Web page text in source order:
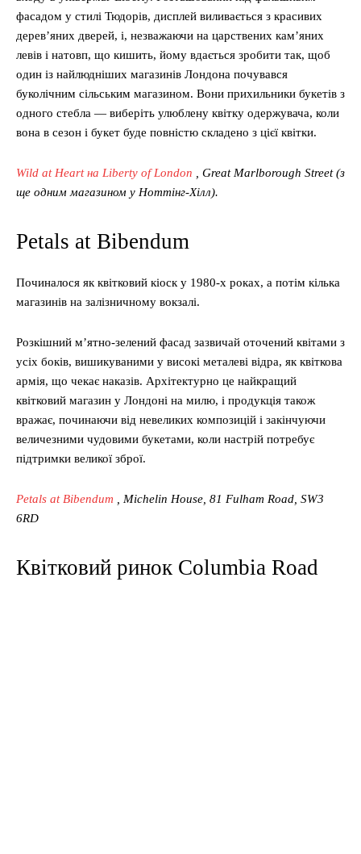
фасадом у стилі Тюдорів, дисплей виливається з красивих
дерев’яних дверей, і, незважаючи на царствених кам’яних
левів і натовп, що кишить, йому вдається зробити так, щоб
один із найлюдніших магазинів Лондона почувався
буколічним сільським магазином. Вони прихильники букетів з
одного стебла — виберіть улюблену квітку одержувача, коли
вона в сезон і букет буде повністю складено з цієї квітки.
Wild at Heart на Liberty of London , Great Marlborough Street (з
ще одним магазином у Ноттінг-Хілл).
Petals at Bibendum
Починалося як квітковий кіоск у 1980-х роках, а потім кілька
магазинів на залізничному вокзалі.
Розкішний м’ятно-зелений фасад зазвичай оточений квітами з
усіх боків, вишикуваними у високі металеві відра, як квіткова
армія, що чекає наказів. Архітектурно це найкращий
квітковий магазин у Лондоні на милю, і продукція також
вражає, починаючи від невеликих композицій і закінчуючи
величезними чудовими букетами, коли настрій потребує
підтримки великої зброї.
Petals at Bibendum , Michelin House, 81 Fulham Road, SW3
6RD
Квітковий ринок Columbia Road